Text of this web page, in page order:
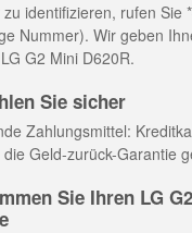
identifizieren, rufen Sie
Nummer). Wir geben
G2 Mini D620R.
Sie sicher
Zahlungsmittel:
Geld-zurück-Garantie
Sie Ihren LG